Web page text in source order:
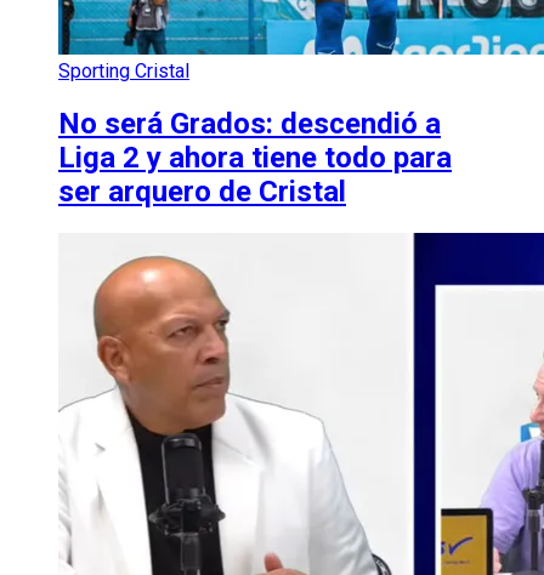
Sporting Cristal
No será Grados: descendió a
Liga 2 y ahora tiene todo para
ser arquero de Cristal